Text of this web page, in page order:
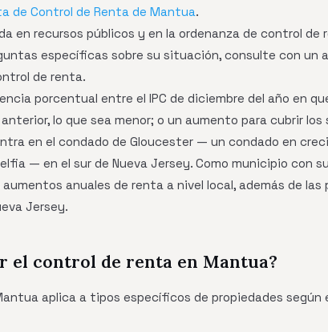
de Control de Renta de Mantua.
en recursos públicos y en la ordenanza de control de
específicas sobre su situación, consulte con un
de renta.
porcentual entre el IPC de diciembre del año en
lo que sea menor; o un aumento para cubrir
en el condado de Gloucester — un condado en
— en el sur de Nueva Jersey. Como municipio con
anuales de renta a nivel local, además de
Jersey.
el control de renta en Mantua?
aplica a tipos específicos de propiedades según